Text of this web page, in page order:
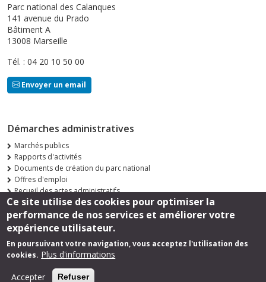
Parc national des Calanques
141 avenue du Prado
Bâtiment A
13008 Marseille
Tél. : 04 20 10 50 00
Envoyer un email
Démarches administratives
Marchés publics
Rapports d'activités
Documents de création du parc national
Offres d'emploi
Recueil des actes administratifs
Consultations publiques
Suivez-nous
Ce site utilise des cookies pour optimiser la
performance de nos services et améliorer votre
expérience utilisateur.
En poursuivant votre navigation, vous acceptez l'utilisation des
cookies. Plus d'informations
Accepter
Refuser